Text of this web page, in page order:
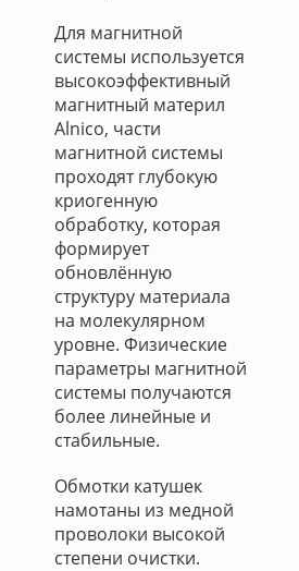
Для магнитной
системы используется
высокоэффективный
магнитный материл
Alnico, части
магнитной системы
проходят глубокую
криогенную
обработку, которая
формирует
обновлённую
структуру материала
на молекулярном
уровне. Физические
параметры магнитной
системы получаются
более линейные и
стабильные.
Обмотки катушек
намотаны из медной
проволоки высокой
степени очистки.